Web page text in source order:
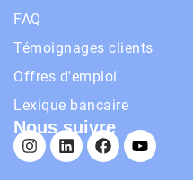
FAQ
Témoignages clients
Offres d'emploi
Lexique bancaire
Nous suivre